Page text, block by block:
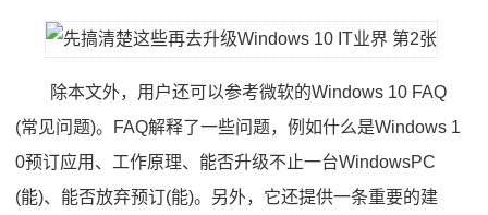
除本文外，用户还可以参考微软的Windows 10 FAQ
(常见问题)。FAQ解释了一些问题，例如什么是Windows 1
0预订应用、工作原理、能否升级不止一台WindowsPC
(能)、能否放弃预订(能)。另外，它还提供一条重要的建